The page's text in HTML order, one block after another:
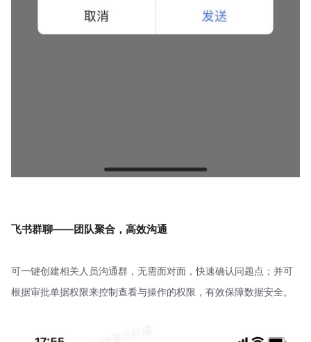
飞书群聊——团队聚合，高效沟通
可一键创建相关人员沟通群，无需面对面，快速确认问题点；并可
根据审批单据权限来控制查看与操作的权限，有效保障数据安全。